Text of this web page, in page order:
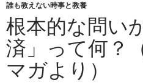
誰も教えない時事と教養
根本的な問
済」って何？
マガより）